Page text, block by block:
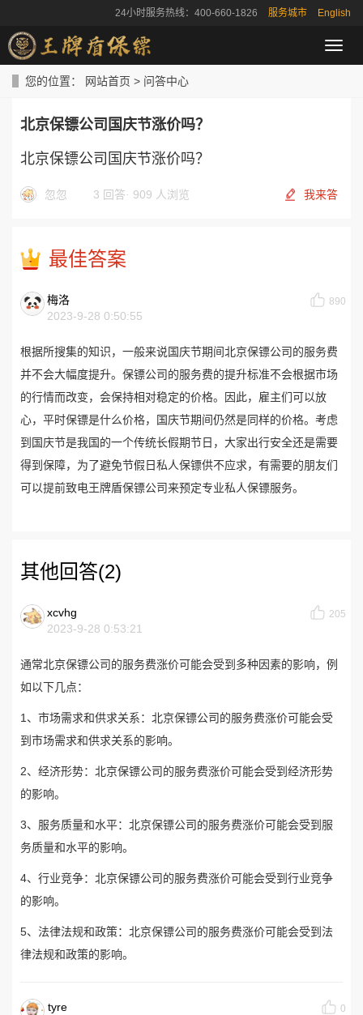
24小时服务热线：400-660-1826 服务城市 English
导
航
您的位置： 网站首页 > 问答中心
北京保镖公司国庆节涨价吗？
北京保镖公司国庆节涨价吗？
忽忽 3 回答· 909 人浏览 我来答
最佳答案
梅洛
2023-9-28 0:50:55
890
根据所搜集的知识，一般来说国庆节期间北京保镖公司的服务费
并不会大幅度提升。保镖公司的服务费的提升标准不会根据市场
的行情而改变，会保持相对稳定的价格。因此，雇主们可以放
心，平时保镖是什么价格，国庆节期间仍然是同样的价格。考虑
到国庆节是我国的一个传统长假期节日，大家出行安全还是需要
得到保障，为了避免节假日私人保镖供不应求，有需要的朋友们
可以提前致电王牌盾保镖公司来预定专业私人保镖服务。
其他回答(2)
xcvhg
2023-9-28 0:53:21
205
通常北京保镖公司的服务费涨价可能会受到多种因素的影响，例
如以下几点：
1、市场需求和供求关系：北京保镖公司的服务费涨价可能会受
到市场需求和供求关系的影响。
2、经济形势：北京保镖公司的服务费涨价可能会受到经济形势
的影响。
3、服务质量和水平：北京保镖公司的服务费涨价可能会受到服
务质量和水平的影响。
4、行业竞争：北京保镖公司的服务费涨价可能会受到行业竞争
的影响。
5、法律法规和政策：北京保镖公司的服务费涨价可能会受到法
律法规和政策的影响。
tyre
0